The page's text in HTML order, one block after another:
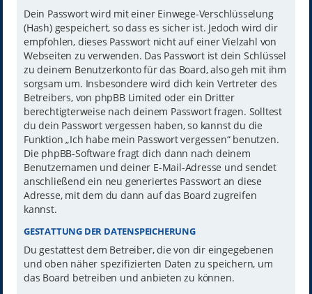
Dein Passwort wird mit einer Einwege-Verschlüsselung
(Hash) gespeichert, so dass es sicher ist. Jedoch wird dir
empfohlen, dieses Passwort nicht auf einer Vielzahl von
Webseiten zu verwenden. Das Passwort ist dein Schlüssel
zu deinem Benutzerkonto für das Board, also geh mit ihm
sorgsam um. Insbesondere wird dich kein Vertreter des
Betreibers, von phpBB Limited oder ein Dritter
berechtigterweise nach deinem Passwort fragen. Solltest
du dein Passwort vergessen haben, so kannst du die
Funktion „Ich habe mein Passwort vergessen“ benutzen.
Die phpBB-Software fragt dich dann nach deinem
Benutzernamen und deiner E-Mail-Adresse und sendet
anschließend ein neu generiertes Passwort an diese
Adresse, mit dem du dann auf das Board zugreifen
kannst.
GESTATTUNG DER DATENSPEICHERUNG
Du gestattest dem Betreiber, die von dir eingegebenen
und oben näher spezifizierten Daten zu speichern, um
das Board betreiben und anbieten zu können.